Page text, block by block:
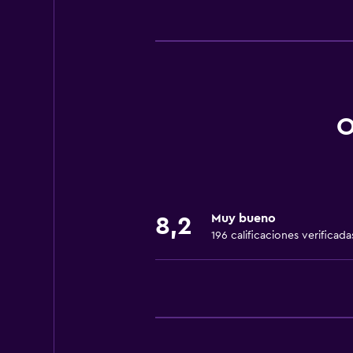
Observación de aves
Mesa de fulbolito
Ping pong
8,2 Muy bueno
196 calificaciones